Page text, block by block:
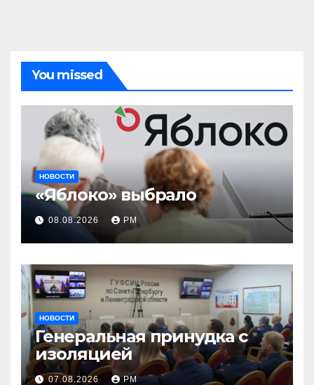
You missed
НОВОСТИ
«Яблоко» выбрало
08.08.2026 РМ
НОВОСТИ
Генеральная принудка с
изоляцией
07.08.2026 РМ